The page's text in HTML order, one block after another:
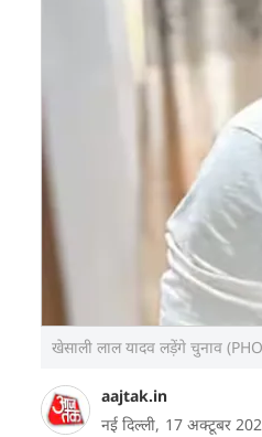
खेसाली लाल यादव लड़ेंगे चुनाव
aajtak.in
नई दिल्ली, 17 अक्टूबर